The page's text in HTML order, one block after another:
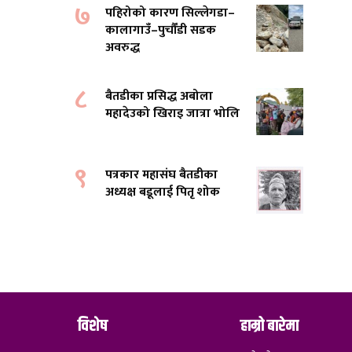
७
पहिरोको कारण सिल्लेगडा–
कालागाउँ–पुर्चौंडी सडक
अवरुद्ध
८
बैतडीका प्रसिद्ध अबोला
महादेउको खिराइ जात्रा भोलि
९
पत्रकार महासंघ बैतडीका
अध्यक्ष बडूलाई पितृ शोक
विशेष हाम्रो बारेमा